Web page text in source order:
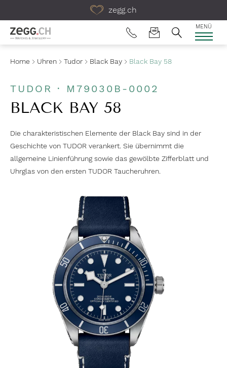
zegg.ch
MENÜ
Home Uhren Tudor Black Bay Black Bay 58
TUDOR · M79030B-0002
BLACK BAY 58
Die charakteristischen Elemente der Black Bay sind in der
Geschichte von TUDOR verankert. Sie übernimmt die
allgemeine Linienführung sowie das gewölbte Zifferblatt und
Uhrglas von den ersten TUDOR Taucheruhren.